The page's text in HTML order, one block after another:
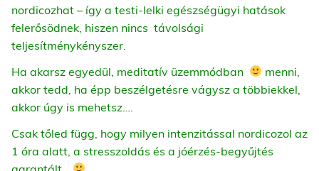
nordicozhat – így a testi-lelki egészségügyi hatások
felerősödnek, hiszen nincs távolsági
teljesítménykényszer.
Ha akarsz egyedül, meditatív üzemmódban
menni,
akkor tedd, ha épp beszélgetésre vágysz a többiekkel,
akkor úgy is mehetsz….
Csak tőled függ, hogy milyen intenzitással nordicozol az
1 óra alatt, a stresszoldás és a jóérzés-begyűjtés